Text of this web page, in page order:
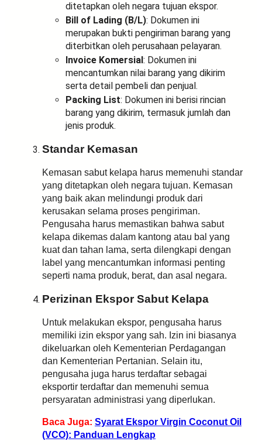
ditetapkan oleh negara tujuan ekspor.
Bill of Lading (B/L): Dokumen ini
merupakan bukti pengiriman barang yang
diterbitkan oleh perusahaan pelayaran.
Invoice Komersial: Dokumen ini
mencantumkan nilai barang yang dikirim
serta detail pembeli dan penjual.
Packing List: Dokumen ini berisi rincian
barang yang dikirim, termasuk jumlah dan
jenis produk.
Standar Kemasan
Kemasan sabut kelapa harus memenuhi standar
yang ditetapkan oleh negara tujuan. Kemasan
yang baik akan melindungi produk dari
kerusakan selama proses pengiriman.
Pengusaha harus memastikan bahwa sabut
kelapa dikemas dalam kantong atau bal yang
kuat dan tahan lama, serta dilengkapi dengan
label yang mencantumkan informasi penting
seperti nama produk, berat, dan asal negara.
Perizinan Ekspor Sabut Kelapa
Untuk melakukan ekspor, pengusaha harus
memiliki izin ekspor yang sah. Izin ini biasanya
dikeluarkan oleh Kementerian Perdagangan
dan Kementerian Pertanian. Selain itu,
pengusaha juga harus terdaftar sebagai
eksportir terdaftar dan memenuhi semua
persyaratan administrasi yang diperlukan.
Baca Juga: Syarat Ekspor Virgin Coconut Oil
(VCO): Panduan Lengkap